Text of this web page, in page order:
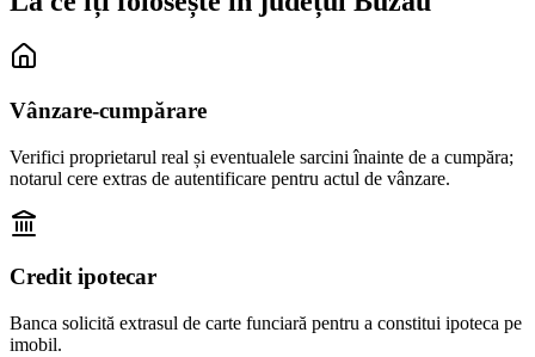
Vânzare-cumpărare
Verifici proprietarul real și eventualele sarcini înainte de a cumpăra;
notarul cere extras de autentificare pentru actul de vânzare.
Credit ipotecar
Banca solicită extrasul de carte funciară pentru a constitui ipoteca pe
imobil.